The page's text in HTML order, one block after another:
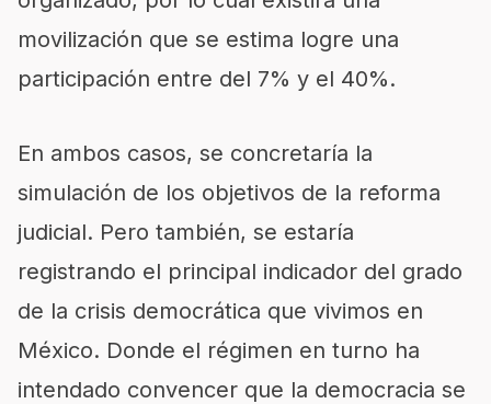
movilización que se estima logre una
participación entre del 7% y el 40%.
En ambos casos, se concretaría la
simulación de los objetivos de la reforma
judicial. Pero también, se estaría
registrando el principal indicador del grado
de la crisis democrática que vivimos en
México. Donde el régimen en turno ha
intendado convencer que la democracia se